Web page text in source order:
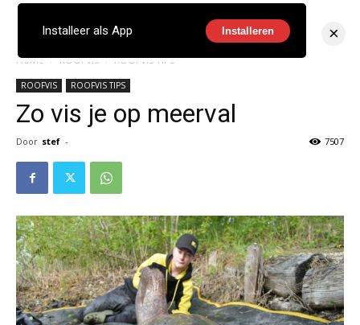
Home ROOFVIS ROOFVIS TIPS
ROOFVIS ROOFVIS TIPS
Zo vis je op meerval
Door stef - 7507
Installeer als App Installeren ×